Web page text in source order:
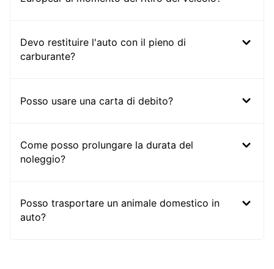
Devo restituire l'auto con il pieno di
carburante?
Posso usare una carta di debito?
Come posso prolungare la durata del
noleggio?
Posso trasportare un animale domestico in
auto?